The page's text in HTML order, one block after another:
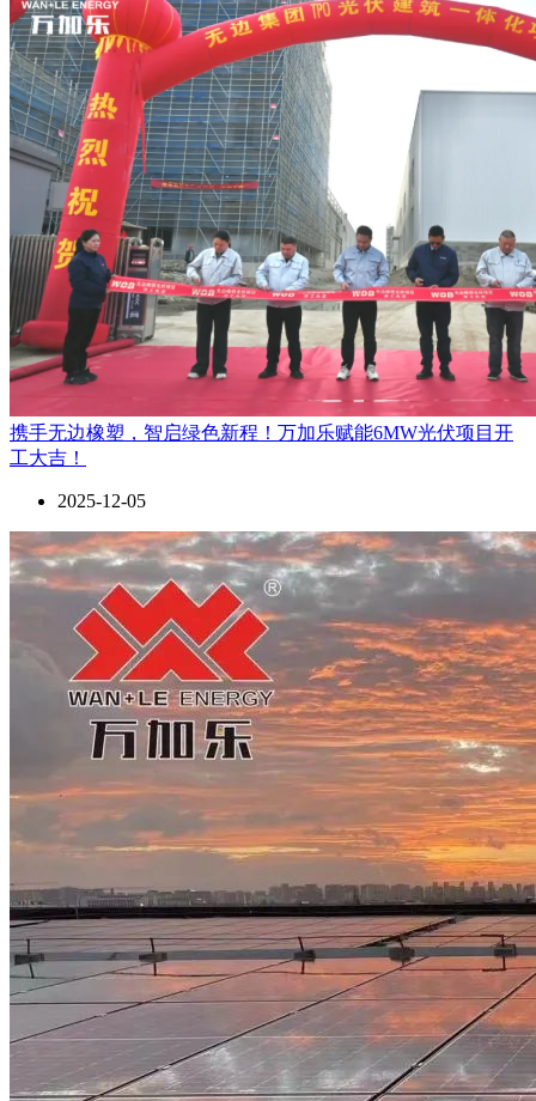
携手无边橡塑，智启绿色新程！万加乐赋能6MW光伏项目开
工大吉！
2025-12-05